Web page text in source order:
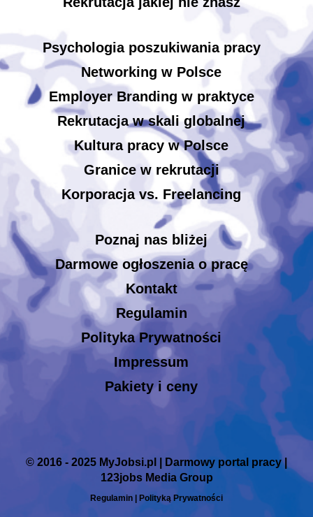
Psychologia poszukiwania pracy
Networking w Polsce
Employer Branding w praktyce
Rekrutacja w skali globalnej
Kultura pracy w Polsce
Granice w rekrutacji
Korporacja vs. Freelancing
Poznaj nas bliżej
Darmowe ogłoszenia o pracę
Kontakt
Regulamin
Polityka Prywatności
Impressum
Pakiety i ceny
© 2016 - 2025 MyJobsi.pl | Darmowy portal pracy |
123jobs Media Group
Regulamin | Polityką Prywatności